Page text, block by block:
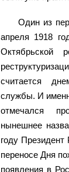
Один из
апреля 1918
Октябрьской
считается
службы. И
отмечался
нынешнее
году
переносе Дня
появления в